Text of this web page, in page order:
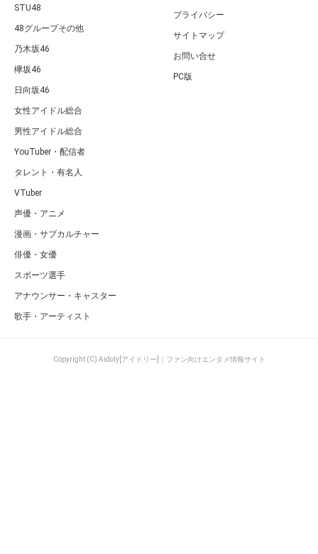
STU48
48グループその他
乃木坂46
欅坂46
日向坂46
女性アイドル総合
男性アイドル総合
YouTuber・配信者
タレント・有名人
VTuber
声優・アニメ
漫画・サブカルチャー
俳優・女優
スポーツ選手
アナウンサー・キャスター
歌手・アーティスト
プライバシー
サイトマップ
お問い合せ
PC版
Copyright (C) Aidoly[アイドリー]｜ファン向けエンタメ情報サイト